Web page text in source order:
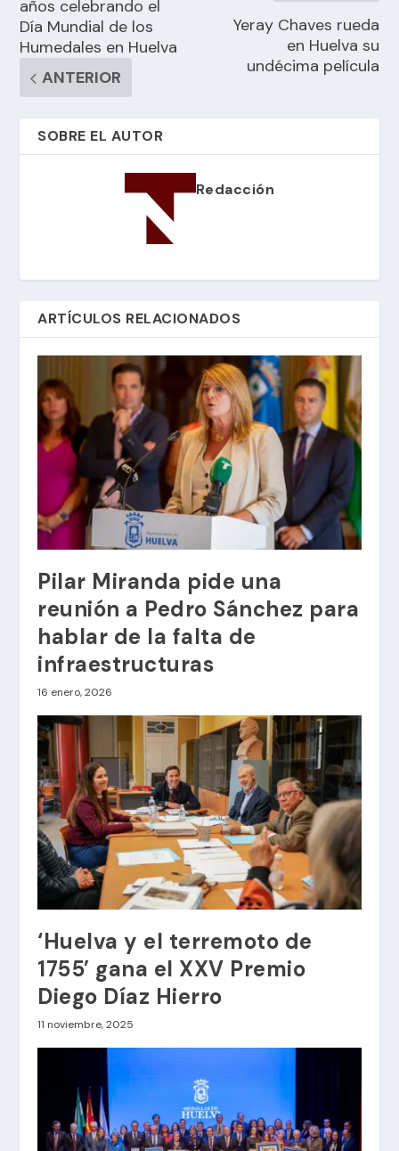
años celebrando el
Día Mundial de los
Humedales en Huelva
ANTERIOR
Yeray Chaves rueda
en Huelva su
undécima película
SOBRE EL AUTOR
Redacción
ARTÍCULOS RELACIONADOS
Pilar Miranda pide una
reunión a Pedro Sánchez para
hablar de la falta de
infraestructuras
16 enero, 2026
‘Huelva y el terremoto de
1755’ gana el XXV Premio
Diego Díaz Hierro
11 noviembre, 2025